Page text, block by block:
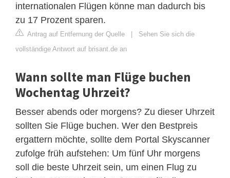
internationalen Flügen könne man dadurch bis
zu 17 Prozent sparen.
Antrag auf Entfernung der Quelle | Sehen Sie sich die
vollständige Antwort auf brisant.de an
Wann sollte man Flüge buchen
Wochentag Uhrzeit?
Besser abends oder morgens? Zu dieser Uhrzeit
sollten Sie Flüge buchen. Wer den Bestpreis
ergattern möchte, sollte dem Portal Skyscanner
zufolge früh aufstehen: Um fünf Uhr morgens
soll die beste Uhrzeit sein, um einen Flug zu